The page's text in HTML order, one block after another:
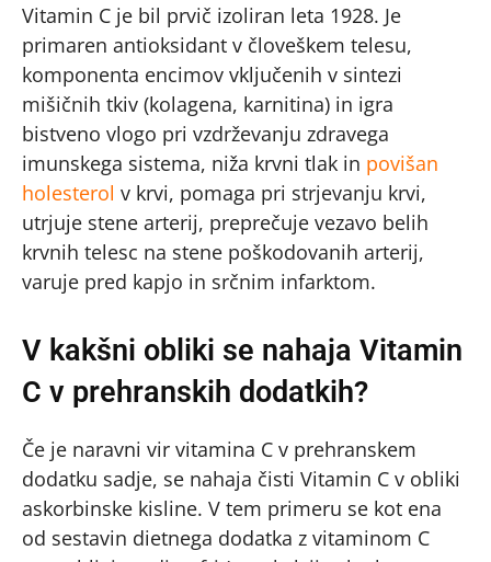
Vitamin C je bil prvič izoliran leta 1928. Je
primaren antioksidant v človeškem telesu,
komponenta encimov vključenih v sintezi
mišičnih tkiv (kolagena, karnitina) in igra
bistveno vlogo pri vzdrževanju zdravega
imunskega sistema, niža krvni tlak in povišan
holesterol v krvi, pomaga pri strjevanju krvi,
utrjuje stene arterij, preprečuje vezavo belih
krvnih telesc na stene poškodovanih arterij,
varuje pred kapjo in srčnim infarktom.
V kakšni obliki se nahaja Vitamin
C v prehranskih dodatkih?
Če je naravni vir vitamina C v prehranskem
dodatku sadje, se nahaja čisti Vitamin C v obliki
askorbinske kisline. V tem primeru se kot ena
od sestavin dietnega dodatka z vitaminom C